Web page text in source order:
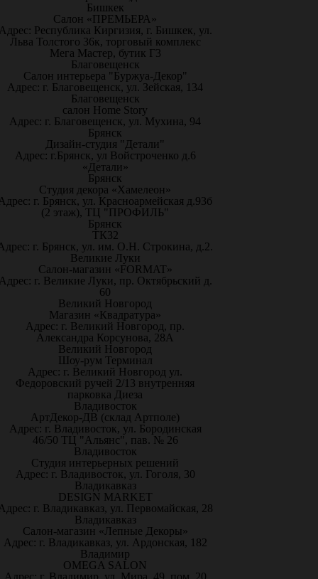
Бишкек
Салон «ПРЕМЬЕРА»
Республика Киргизия, г. Бишкек, ул.
Льва Толстого 36к, торговый комплекс
Мега Мастер, бутик Г3
Благовещенск
Салон интерьера "Буржуа-Декор"
Адрес: г. Благовещенск, ул. Зейская, 134
Благовещенск
салон Home Story
Адрес: г. Благовещенск, ул. Мухина, 94
Брянск
Дизайн-студия "Детали"
Адрес: г.Брянск, ул Войстроченко д.6
«Детали»
Брянск
Студия декора «Хамелеон»
г. Брянск, ул. Красноармейская д.93б
(2 этаж), ТЦ "ПРОФИЛЬ"
Брянск
ТК32
г. Брянск, ул. им. О.Н. Строкина, д.2.
Великие Луки
Салон-магазин «FORMAT»
г. Великие Луки, пр. Октябрьский д.
60
Великий Новгород
Магазин «Квадратура»
Адрес: г. Великий Новгород, пр.
Александра Корсунова, 28А
Великий Новгород
Шоу-рум Терминал
Адрес: г. Великий Новгород ул.
Федоровский ручей 2/13 внутренняя
парковка Диеза
Владивосток
АртДекор-ДВ (склад Артполе)
Адрес: г. Владивосток, ул. Бородинская
46/50 ТЦ "Альянс", пав. № 26
Владивосток
Студия интерьерных решений
Адрес: г. Владивосток, ул. Гоголя, 30
Владикавказ
DESIGN MARKET
г. Владикавказ, ул. Первомайская, 28
Владикавказ
Салон-магазин «Лепные Декоры»
Адрес: г. Владикавказ, ул. Ардонская, 182
Владимир
OMEGA SALON
Адрес: г. Владимир, ул. Мира, 49, пом. 20